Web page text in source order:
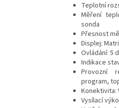
Teplotní
Měření
sonda
Přesnost
Displej:
Ovládání: 5
Indikace
Provozní
program,
Konektivita:
Vysílací